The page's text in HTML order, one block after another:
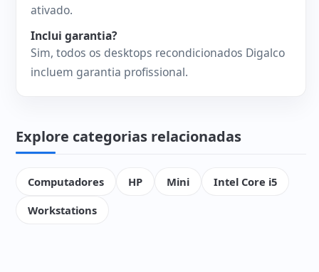
ativado.
Inclui garantia?
Sim, todos os desktops recondicionados Digalco
incluem garantia profissional.
Explore categorias relacionadas
Computadores HP Mini
Intel Core i5
Workstations